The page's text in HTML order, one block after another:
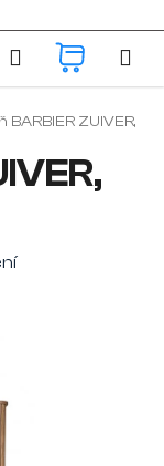
Hledat
BARBIER ZUIVER,